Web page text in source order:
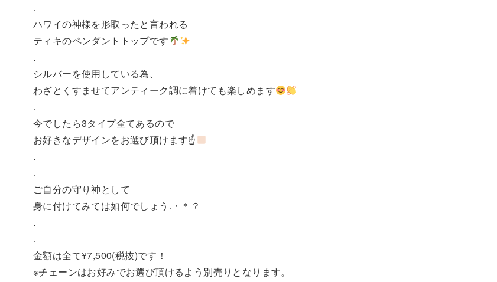
.
ハワイの神様を形取ったと言われる
ティキのペンダントトップです
.
シルバーを使用している為、
わざとくすませてアンティーク調に着けても楽しめます
.
今でしたら3タイプ全てあるので
お好きなデザインをお選び頂けます☝
.
.
ご自分の守り神として
身に付けてみては如何でしょう.・＊？
.
.
金額は全て¥7,500(税抜)です！
※チェーンはお好みでお選び頂けるよう別売りとなります。